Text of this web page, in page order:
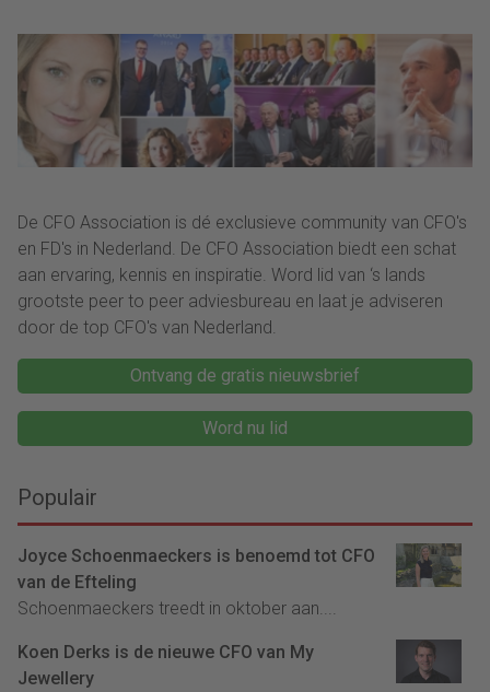
vooruitgang is
zichtbaar.”
sturing werkt pas echt
als mensen begrijpen
waarom keuzes nodig
zijn.”
De CFO Association is dé exclusieve community van CFO's
en FD's in Nederland. De CFO Association biedt een schat
aan ervaring, kennis en inspiratie. Word lid van ‘s lands
grootste peer to peer adviesbureau en laat je adviseren
door de top CFO's van Nederland.
Ontvang de gratis nieuwsbrief
Word nu lid
Populair
Joyce Schoenmaeckers is benoemd tot CFO
van de Efteling
Schoenmaeckers treedt in oktober aan....
Koen Derks is de nieuwe CFO van My
Jewellery